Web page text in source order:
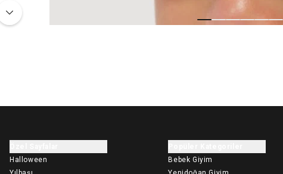
Halloween
Bebek Giyim